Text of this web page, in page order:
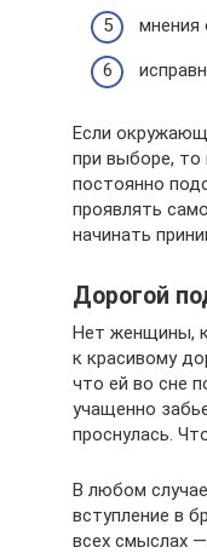
мнения
Если
при выборе, то
постоянно
проявлять
начинать
Дорогой
Нет женщины,
к красивому
что ей во сне
учащенно
проснулась.
В любом
вступление в
всех смыслах